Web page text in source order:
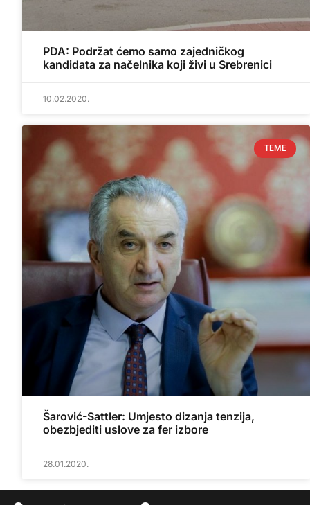
PDA: Podržat ćemo samo zajedničkog
kandidata za načelnika koji živi u Srebrenici
10.02.2020.
TEME
Šarović-Sattler: Umjesto dizanja tenzija,
obezbjediti uslove za fer izbore
28.01.2020.